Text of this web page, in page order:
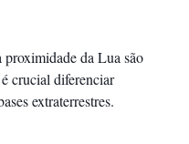
da Lua são
crucial diferenciar
extraterrestres.